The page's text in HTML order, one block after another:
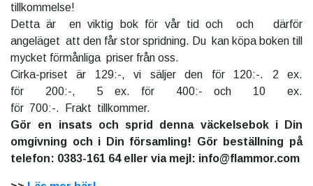
tillkommelse!
Detta är en viktig bok för vår tid och och därför
angeläget att den får stor spridning. Du kan köpa boken till
mycket förmånliga priser från oss.
Cirka-priset är 129:-, vi säljer den för 120:-. 2 ex.
för 200:-, 5 ex. för 400:- och 10 ex.
för 700:-. Frakt tillkommer.
Gör en insats och sprid denna väckelsebok i Din
omgivning och i Din församling! Gör beställning på
telefon: 0383-161 64 eller via mejl: info@flammor.com